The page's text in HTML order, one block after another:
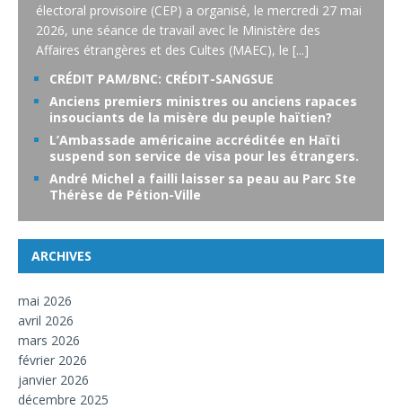
électoral provisoire (CEP) a organisé, le mercredi 27 mai
2026, une séance de travail avec le Ministère des
Affaires étrangères et des Cultes (MAEC), le [...]
CRÉDIT PAM/BNC: CRÉDIT-SANGSUE
Anciens premiers ministres ou anciens rapaces
insouciants de la misère du peuple haïtien?
L’Ambassade américaine accréditée en Haïti
suspend son service de visa pour les étrangers.
André Michel a failli laisser sa peau au Parc Ste
Thérèse de Pétion-Ville
ARCHIVES
mai 2026
avril 2026
mars 2026
février 2026
janvier 2026
décembre 2025